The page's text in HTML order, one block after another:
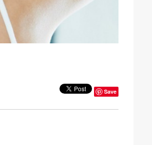
Save